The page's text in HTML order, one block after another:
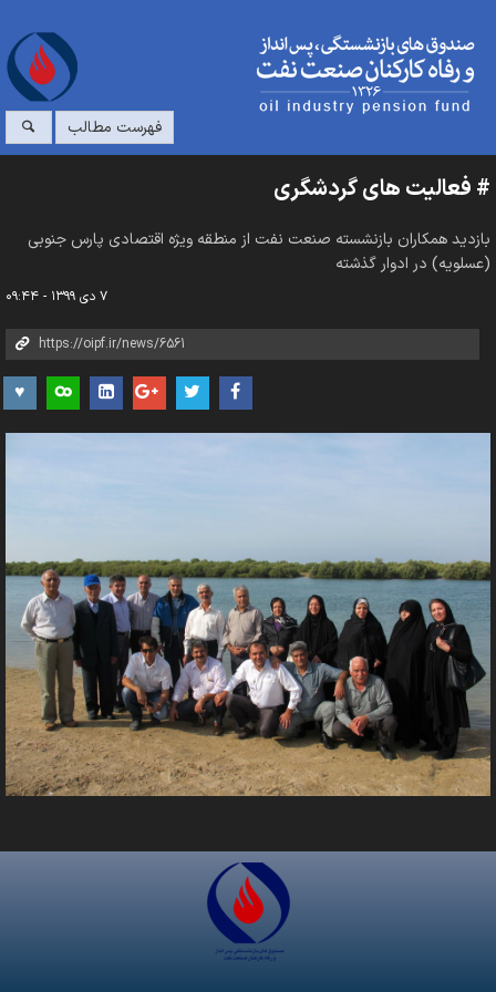
فهرست مطالب
# فعالیت های گردشگری
بازدید همکاران بازنشسته صنعت نفت از منطقه ویژه اقتصادی پارس جنوبی
(عسلویه) در ادوار گذشته
۷ دی ۱۳۹۹ - ۰۹:۴۴